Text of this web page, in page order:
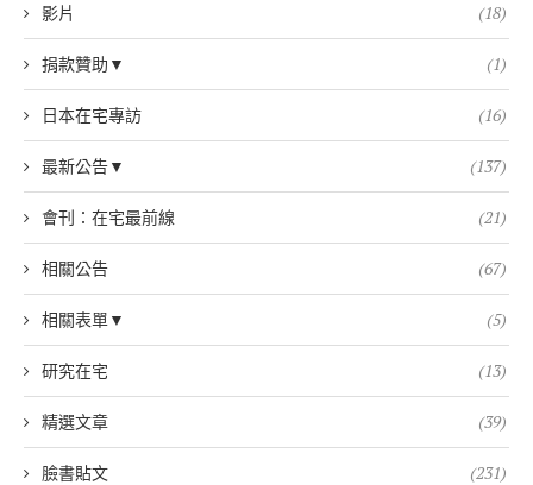
影片 (18)
捐款贊助▼ (1)
日本在宅專訪 (16)
最新公告▼ (137)
會刊：在宅最前線 (21)
相關公告 (67)
相關表單▼ (5)
研究在宅 (13)
精選文章 (39)
臉書貼文 (231)